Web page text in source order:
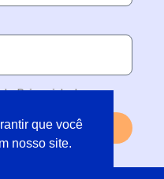
que você
nosso site.
Privacidade